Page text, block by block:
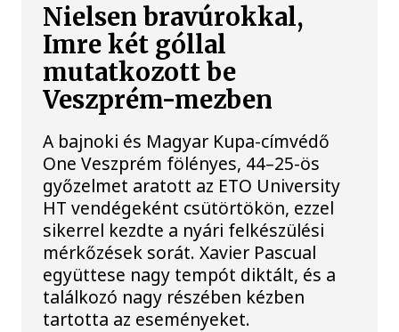
Nielsen bravúrokkal,
Imre két góllal
mutatkozott be
Veszprém-mezben
A bajnoki és Magyar Kupa-címvédő
One Veszprém fölényes, 44–25-ös
győzelmet aratott az ETO University
HT vendégeként csütörtökön, ezzel
sikerrel kezdte a nyári felkészülési
mérkőzések sorát. Xavier Pascual
együttese nagy tempót diktált, és a
találkozó nagy részében kézben
tartotta az eseményeket.